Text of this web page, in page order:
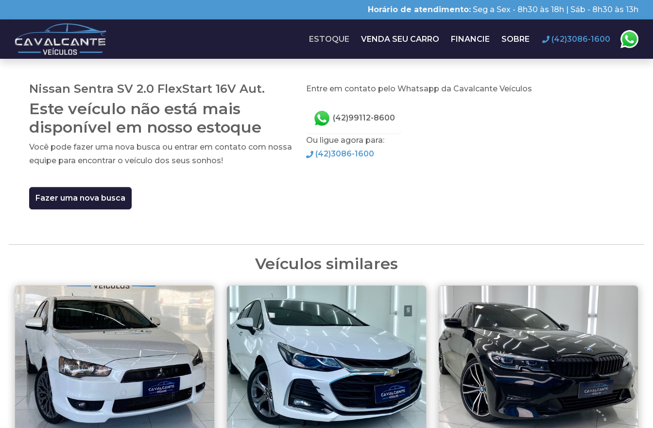
Horário de atendimento: Seg a Sex - 8h30 às 18h | Sáb - 8h30 às 13h
ESTOQUE VENDA SEU CARRO FINANCIE SOBRE (42)3086-1600
Nissan Sentra SV 2.0 FlexStart 16V Aut.
Este veículo não está mais
disponível em nosso estoque
Você pode fazer uma nova busca ou entrar em contato com nossa
equipe para encontrar o veículo dos seus sonhos!
Fazer uma nova busca
Entre em contato pelo Whatsapp da Cavalcante Veículos
(42)99112-8600
Ou ligue agora para:
(42)3086-1600
Veículos similares